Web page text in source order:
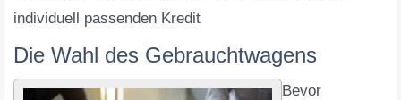
individuell passenden Kredit
Die Wahl des Gebrauchtwagens
Bevor